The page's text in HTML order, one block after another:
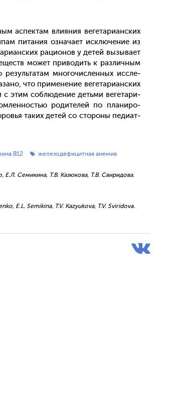
ас­пектам вли­яния ве­гета­ри­ан­ских
пи­тания оз­на­ча­ет ис­клю­чение из
ра­ци­онов у де­тей вы­зыва­ет
мо­жет при­водить к раз­личным
мно­гочис­ленных ис­сле­
что при­мене­ние ве­гета­ри­ан­ских
с этим соб­лю­дение деть­ми ве­гета­ри­
ро­дите­лей по пла­ниро­
та­ких де­тей со сто­роны пе­ди­ат­
В12 железодефицитная анемия
Семикина, Т.В. Казюкова, Т.В. Свиридова.
E.L. Semikina, T.V. Kazyukova, T.V. Sviridova.